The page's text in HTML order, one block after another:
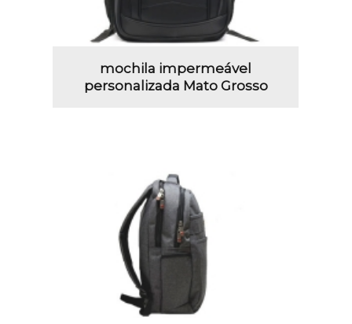
mochila impermeável
personalizada Mato Grosso